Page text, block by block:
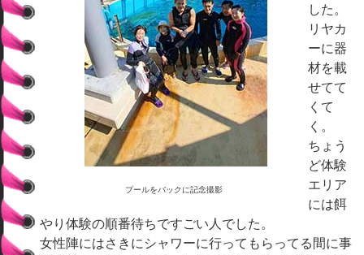
プールをバックに記念撮影
した。
リヤカ
ーに器
材を載
せてて
くて
く。
ちょう
ど体験
エリア
には餌
やり体験の順番待ちですごい人でした。
女性陣にはさきにシャワーに行ってもらってる間に事